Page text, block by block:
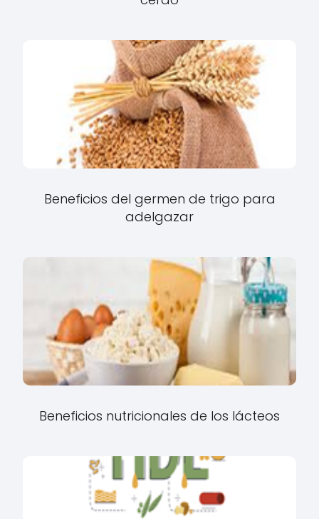
Beneficios del germen de trigo para
adelgazar
Beneficios nutricionales de los lácteos